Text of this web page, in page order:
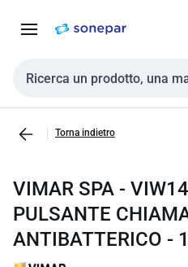
navigazione alla
Cerca input
Torna indietro
VIMAR SPA -
PULSANTE
ANTIBATTERICO -